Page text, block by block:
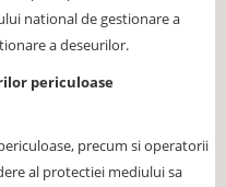
national de gestionare a
a deseurilor.
periculoase
precum si operatorii
al protectiei mediului sa